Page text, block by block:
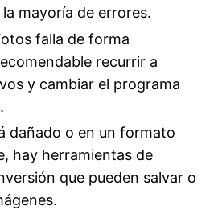
mayoría de errores.
falla de forma
recurrir a
y cambiar el programa
dañado o en un formato
hay herramientas de
que pueden salvar o